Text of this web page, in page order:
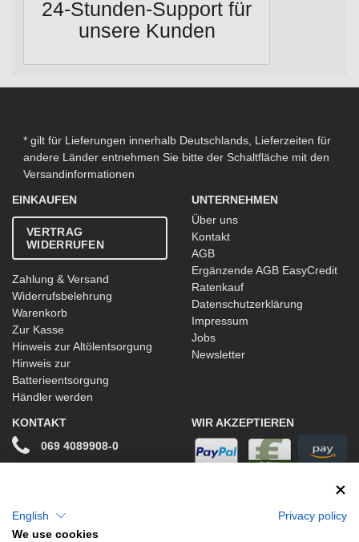
24-Stunden-Support für
unsere Kunden
* gilt für Lieferungen innerhalb Deutschlands, Lieferzeiten für
andere Länder entnehmen Sie bitte der Schaltfläche mit den
Versandinformationen
EINKAUFEN
VERTRAG
WIDERRUFEN
Zahlung & Versand
Widerrufsbelehrung
Warenkorb
Zur Kasse
Hinweis zur Altölentsorgung
Hinweis zur
Batterieentsorgung
Händler werden
UNTERNEHMEN
Über uns
Kontakt
AGB
Ergänzende AGB EasyCredit
Ratenkauf
Datenschutzerklärung
Impressum
Jobs
Newsletter
KONTAKT
069 4089908-0
WIR AKZEPTIEREN
English
Privacy policy
We use cookies